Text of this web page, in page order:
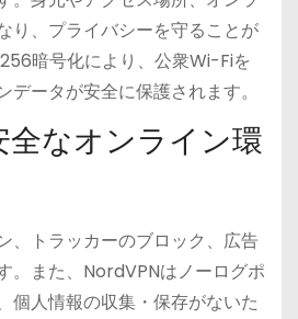
り、プライバシーを守ることが
暗号化により、公衆Wi-Fiを
ータが安全に保護されます。
全なオンライン環
、トラッカーのブロック、広告
。また、NordVPNはノーログポ
個人情報の収集・保存がないた